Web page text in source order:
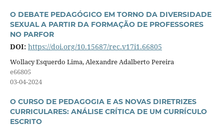
O DEBATE PEDAGÓGICO EM TORNO DA DIVERSIDADE
SEXUAL A PARTIR DA FORMAÇÃO DE PROFESSORES
NO PARFOR
DOI: https://doi.org/10.15687/rec.v17i1.66805
Wollacy Esquerdo Lima, Alexandre Adalberto Pereira
e66805
03-04-2024
O CURSO DE PEDAGOGIA E AS NOVAS DIRETRIZES
CURRICULARES: ANÁLISE CRÍTICA DE UM CURRÍCULO
ESCRITO